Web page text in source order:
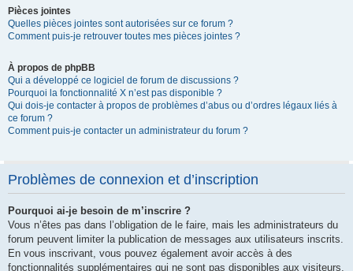
Pièces jointes
Quelles pièces jointes sont autorisées sur ce forum ?
Comment puis-je retrouver toutes mes pièces jointes ?
À propos de phpBB
Qui a développé ce logiciel de forum de discussions ?
Pourquoi la fonctionnalité X n’est pas disponible ?
Qui dois-je contacter à propos de problèmes d’abus ou d’ordres légaux liés à
ce forum ?
Comment puis-je contacter un administrateur du forum ?
Problèmes de connexion et d’inscription
Pourquoi ai-je besoin de m’inscrire ?
Vous n’êtes pas dans l’obligation de le faire, mais les administrateurs du
forum peuvent limiter la publication de messages aux utilisateurs inscrits.
En vous inscrivant, vous pouvez également avoir accès à des
fonctionnalités supplémentaires qui ne sont pas disponibles aux visiteurs,